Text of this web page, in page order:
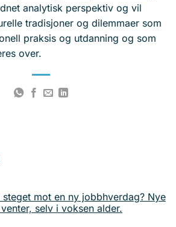
analytisk perspektiv og vil
tradisjoner og dilemmaer som
praksis og utdanning og som
over.
steget mot en ny jobbhverdag? Nye
selv i voksen alder.